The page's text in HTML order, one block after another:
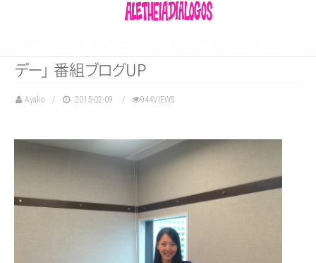
デー」 番組 ブログUP
Ayako 2015-02-09 944VIEWS